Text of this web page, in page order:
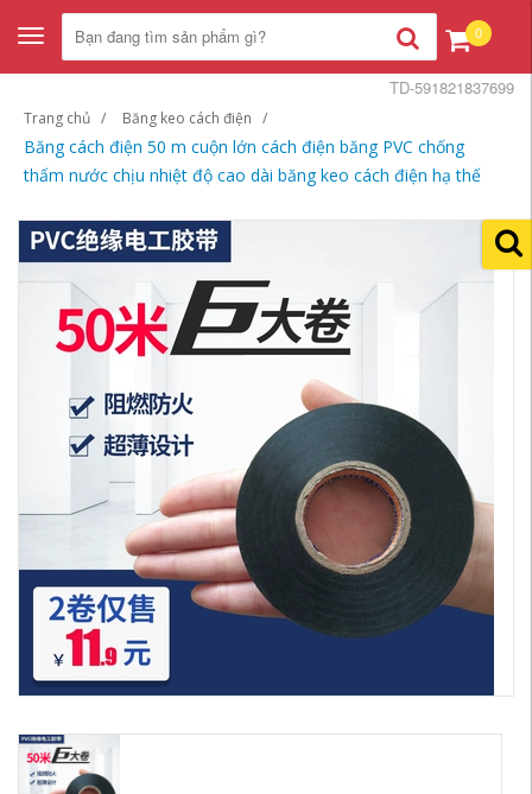
Toggle
navigation
0
Trang chủ Băng keo cách điện
Băng cách điện 50 m cuộn lớn cách điện băng PVC chống
thấm nước chịu nhiệt độ cao dài băng keo cách điện hạ thế
TD-591821837699